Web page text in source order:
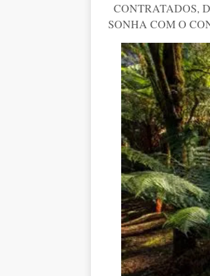
CONTRATADOS,
SONHA COM O